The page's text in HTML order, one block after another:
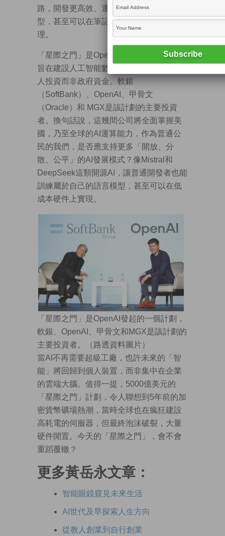
路，開發更高效、運算成本更低的開源模
型，甚至可以在筆記型電腦上運行複雜推
理。
「星際之門」是OpenAI發起的一個計劃，
旨在建設人工智能數據中心，主要依賴私
人投資而非政府資金。軟銀
（SoftBank）、OpenAI、甲骨文
（Oracle）和 MGX是該計劃的主要投資
者。換句話說，這幾間公司將全面掌握美
國，乃至全球的AI運算能力，作為普通公
民的我們，是否應支持更多「開放、分
散、公平」的AI發展模式？像Mistral和
DeepSeek這類開源AI，讓普通開發者也能
訓練屬於自己的語言模型，甚至可以在低
成本硬件上實現。
「星際之門」是OpenAI發起的一個計劃，
軟銀、OpenAI、甲骨文和MGX是該計劃的
主要投資者。（路透資料圖片）
當AI不再需要超級工廠，也許未來的「智
能」將回歸到個人裝置，而非集中在企業
的雲端大腦。值得一提，5000億美元的
「星際之門」計劃，令人聯想到5年前的加
密貨幣礦場熱潮，當時全球也在瘋狂建設
高耗電的伺服器，但最終泡沫破裂，大量
硬件閒置。今天的「星際之門」，會不會
重蹈覆轍？
更多黃岳永文章：
智能眼鏡窺見未來生活
AI世代及早探索人生方向
從教人創業到自行創業